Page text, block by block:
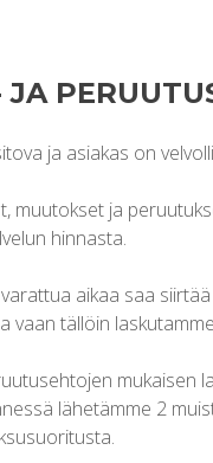
JA
ja asiakas on
muutokset ja
hinnasta.
aikaa saa
vaan tällöin
mukaisen
lähetämme 2